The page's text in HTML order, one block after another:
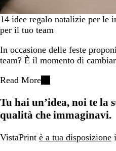
14 idee regalo natalizie per le
per il tuo team
In occasione delle feste
team? È il momento di
Read More
Tu hai un’idea, noi te la
qualità che immaginavi.
VistaPrint è a tua disposizione